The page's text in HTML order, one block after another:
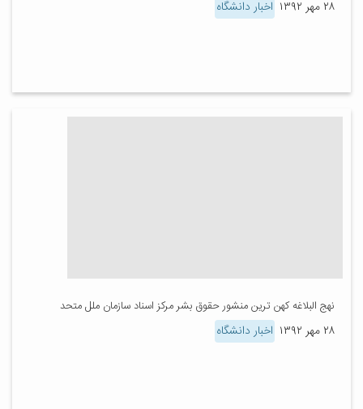
۲۸ مهر ۱۳۹۲ اخبار دانشگاه
نهج البلاغه کهن ترین منشور حقوق بشر مرکز اسناد سازمان ملل متحد
۲۸ مهر ۱۳۹۲ اخبار دانشگاه